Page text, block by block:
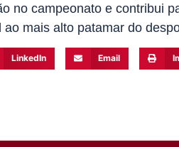
no campeonato e contribui
mais alto patamar do
LinkedIn Email